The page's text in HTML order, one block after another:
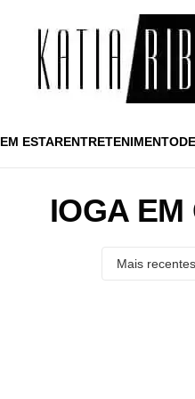
ESTARENTRETENIMENTO
IOGA